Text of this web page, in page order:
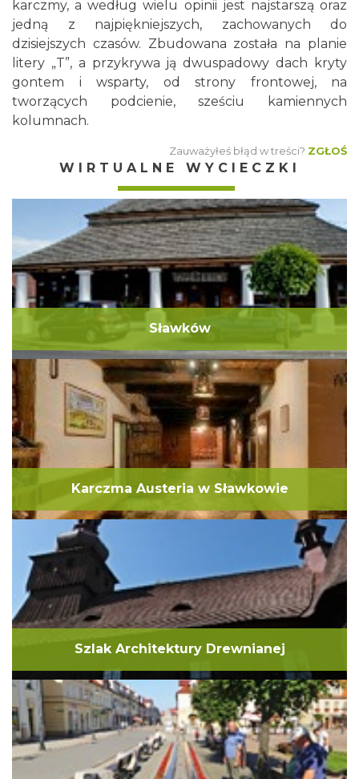
karczmy, a według wielu opinii jest najstarszą oraz
jedną z najpiękniejszych, zachowanych do
dzisiejszych czasów. Zbudowana została na planie
litery „T”, a przykrywa ją dwuspadowy dach kryty
gontem i wsparty, od strony frontowej, na
tworzących podcienie, sześciu kamiennych
kolumnach.
Zauważyłeś błąd w treści? ZGŁOŚ
WIRTUALNE WYCIECZKI
Sławków
Karczma Austeria w Sławkowie
Szlak Architektury Drewnianej